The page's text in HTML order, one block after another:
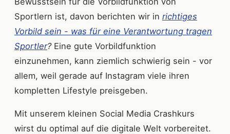
Sportlern ist, davon berichten wir in richtiges
Vorbild sein - was für eine Verantwortung tragen
Sportler?Eine gute Vorbildfunktion
einzunehmen, kann ziemlich schwierig sein - vor
allem, weil gerade auf Instagram viele ihren
kompletten Lifestyle preisgeben.
Mit unserem kleinen Social Media Crashkurs
wirst du optimal auf die digitale Welt vorbereitet.